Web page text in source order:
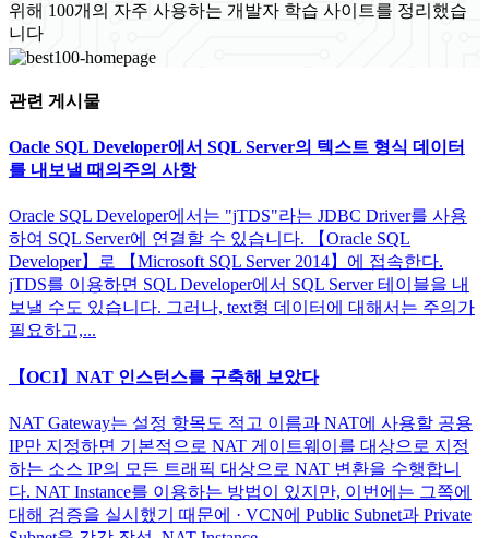
위해 100개의 자주 사용하는 개발자 학습 사이트를 정리했습
니다
관련 게시물
Oacle SQL Developer에서 SQL Server의 텍스트 형식 데이터
를 내보낼 때의주의 사항
Oracle SQL Developer에서는 "jTDS"라는 JDBC Driver를 사용
하여 SQL Server에 연결할 수 있습니다. 【Oracle SQL
Developer】로 【Microsoft SQL Server 2014】에 접속한다.
jTDS를 이용하면 SQL Developer에서 SQL Server 테이블을 내
보낼 수도 있습니다. 그러나, text형 데이터에 대해서는 주의가
필요하고,...
【OCI】NAT 인스턴스를 구축해 보았다
NAT Gateway는 설정 항목도 적고 이름과 NAT에 사용할 공용
IP만 지정하면 기본적으로 NAT 게이트웨이를 대상으로 지정
하는 소스 IP의 모든 트래픽 대상으로 NAT 변환을 수행합니
다. NAT Instance를 이용하는 방법이 있지만, 이번에는 그쪽에
대해 검증을 실시했기 때문에 · VCN에 Public Subnet과 Private